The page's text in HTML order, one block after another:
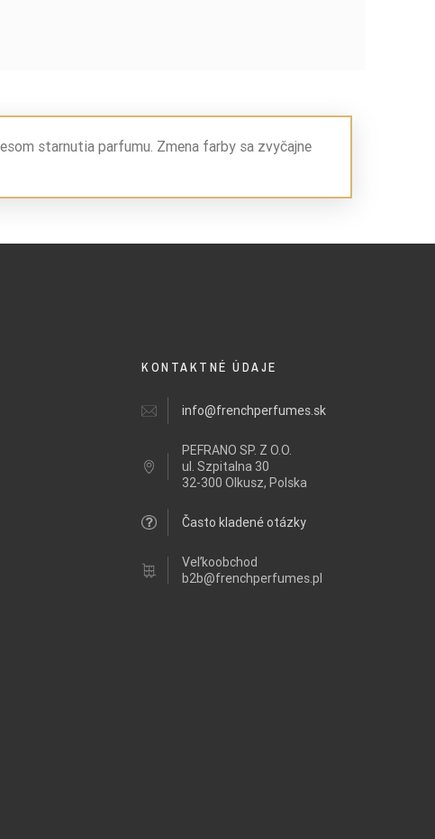
starnutia parfumu. Zmena farby sa zvyčajne
KONTAKTNÉ ÚDAJE
info@frenchperfumes.sk
PEFRANO SP. Z O.O.
ul. Szpitalna 30
32-300 Olkusz, Polska
Často kladené otázky
Veľkoobchod
b2b@frenchperfumes.pl